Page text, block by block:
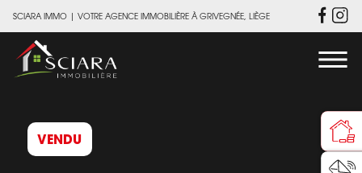
SCIARA IMMO | VOTRE AGENCE IMMOBILIÈRE À GRIVEGNÉE, LIÈGE
VENDU